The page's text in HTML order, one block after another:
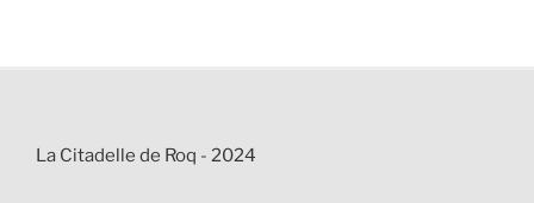
La Citadelle de Roq - 2024